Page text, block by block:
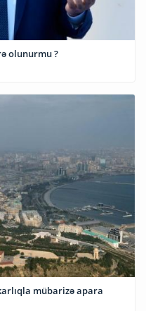
olunurmu ?
mübarizə apara